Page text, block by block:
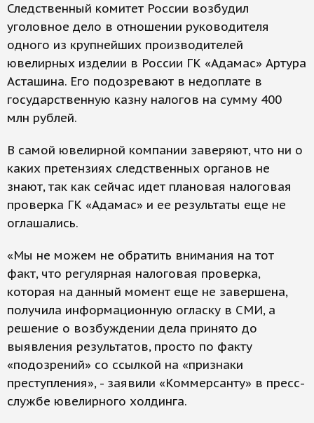
Следственный комитет России возбудил
уголовное дело в отношении руководителя
одного из крупнейших производителей
ювелирных изделии в России ГК «Адамас» Артура
Асташина. Его подозревают в недоплате в
государственную казну налогов на сумму 400
млн рублей.
В самой ювелирной компании заверяют, что ни о
каких претензиях следственных органов не
знают, так как сейчас идет плановая налоговая
проверка ГК «Адамас» и ее результаты еще не
оглашались.
«Мы не можем не обратить внимания на тот
факт, что регулярная налоговая проверка,
которая на данный момент еще не завершена,
получила информационную огласку в СМИ, а
решение о возбуждении дела принято до
выявления результатов, просто по факту
«подозрений» со ссылкой на «признаки
преступления», - заявили «Коммерсанту» в пресс-
службе ювелирного холдинга.